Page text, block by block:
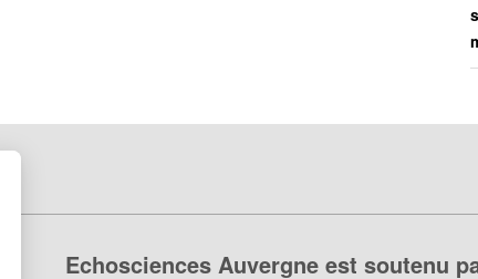
Echosciences Auvergne est soutenu